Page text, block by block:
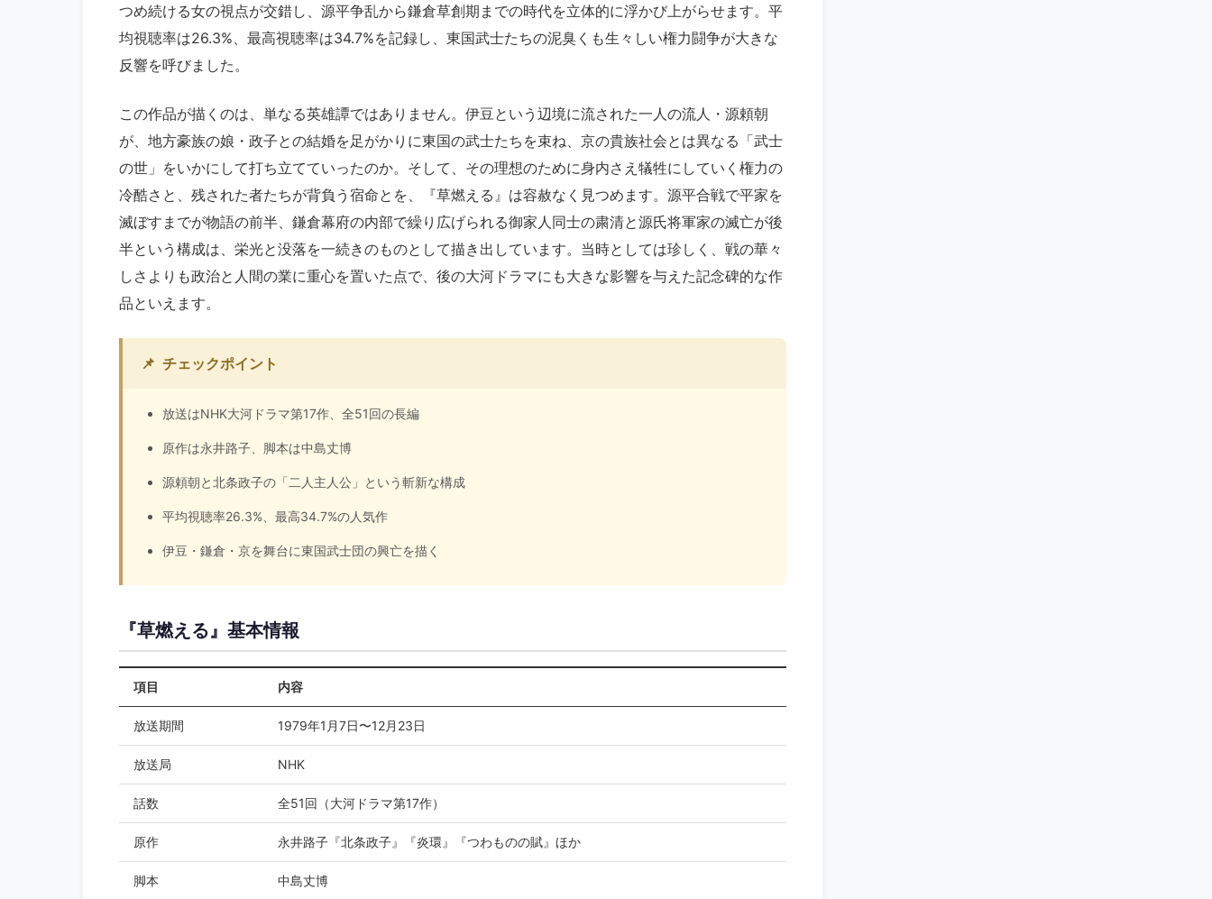
つめ続ける女の視点が交錯し、源平争乱から鎌倉草創期までの時代を立体的に浮かび上がらせます。平
均視聴率は26.3%、最高視聴率は34.7%を記録し、東国武士たちの泥臭くも生々しい権力闘争が大きな
反響を呼びました。
この作品が描くのは、単なる英雄譚ではありません。伊豆という辺境に流された一人の流人・源頼朝
が、地方豪族の娘・政子との結婚を足がかりに東国の武士たちを束ね、京の貴族社会とは異なる「武士
の世」をいかにして打ち立てていったのか。そして、その理想のために身内さえ犠牲にしていく権力の
冷酷さと、残された者たちが背負う宿命とを、『草燃える』は容赦なく見つめます。源平合戦で平家を
滅ぼすまでが物語の前半、鎌倉幕府の内部で繰り広げられる御家人同士の粛清と源氏将軍家の滅亡が後
半という構成は、栄光と没落を一続きのものとして描き出しています。当時としては珍しく、戦の華々
しさよりも政治と人間の業に重心を置いた点で、後の大河ドラマにも大きな影響を与えた記念碑的な作
品といえます。
📌 チェックポイント
放送はNHK大河ドラマ第17作、全51回の長編
原作は永井路子、脚本は中島丈博
源頼朝と北条政子の「二人主人公」という斬新な構成
平均視聴率26.3%、最高34.7%の人気作
伊豆・鎌倉・京を舞台に東国武士団の興亡を描く
『草燃える』基本情報
項目 内容
放送期間 1979年1月7日〜12月23日
放送局 NHK
話数 全51回（大河ドラマ第17作）
原作 永井路子『北条政子』『炎環』『つわものの賦』ほか
脚本 中島丈博